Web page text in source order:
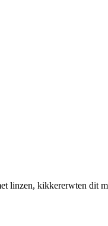
linzen, kikkererwten dit